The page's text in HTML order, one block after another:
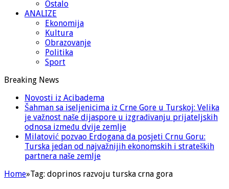
Ostalo
ANALIZE
Ekonomija
Kultura
Obrazovanje
Politika
Sport
Breaking News
Novosti iz Acibadema
Šahman sa iseljenicima iz Crne Gore u Turskoj: Velika
je važnost naše dijaspore u izgrađivanju prijateljskih
odnosa između dvije zemlje
Milatović pozvao Erdogana da posjeti Crnu Goru:
Turska jedan od najvažnijih ekonomskih i strateških
partnera naše zemlje
Home»Tag: doprinos razvoju turska crna gora